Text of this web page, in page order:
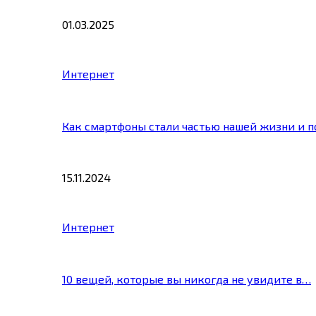
01.03.2025
Интернет
Как смартфоны стали частью нашей жизни и
15.11.2024
Интернет
10 вещей, которые вы никогда не увидите в…